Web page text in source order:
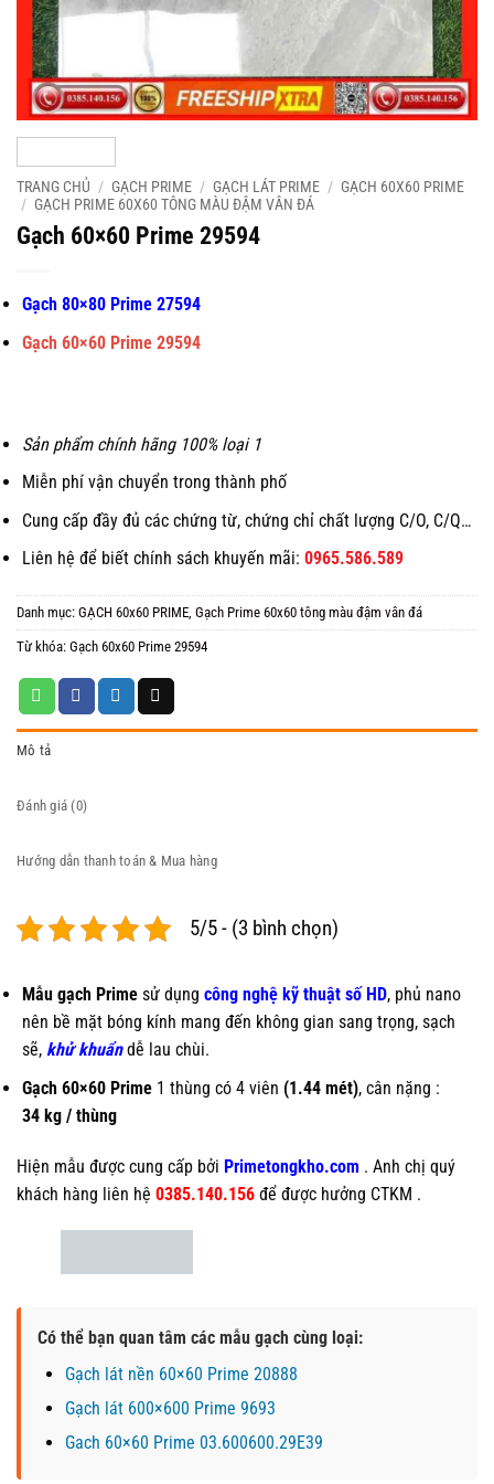
TRANG CHỦ / GẠCH PRIME / GẠCH LÁT PRIME / GẠCH 60X60 PRIME
/ GẠCH PRIME 60X60 TÔNG MÀU ĐẬM VÂN ĐÁ
Gạch 60×60 Prime 29594
Gạch 80×80 Prime 27594
Gạch 60×60 Prime 29594
Sản phẩm chính hãng 100% loại 1
Miễn phí vận chuyển trong thành phố
Cung cấp đầy đủ các chứng từ, chứng chỉ chất lượng C/O, C/Q…
Liên hệ để biết chính sách khuyến mãi: 0965.586.589
Danh mục: GẠCH 60x60 PRIME, Gạch Prime 60x60 tông màu đậm vân đá
Từ khóa: Gạch 60x60 Prime 29594
Mô tả
Đánh giá (0)
Hướng dẫn thanh toán & Mua hàng
5/5 - (3 bình chọn)
Mẫu gạch Prime sử dụng công nghệ kỹ thuật số HD, phủ nano
nên bề mặt bóng kính mang đến không gian sang trọng, sạch
sẽ, khử khuẩn dễ lau chùi.
Gạch 60×60 Prime 1 thùng có 4 viên (1.44 mét), cân nặng :
34 kg / thùng
Hiện mẫu được cung cấp bởi Primetongkho.com . Anh chị quý
khách hàng liên hệ 0385.140.156 để được hưởng CTKM .
Có thể bạn quan tâm các mẫu gạch cùng loại:
Gạch lát nền 60×60 Prime 20888
Gạch lát 600×600 Prime 9693
Gach 60×60 Prime 03.600600.29E39